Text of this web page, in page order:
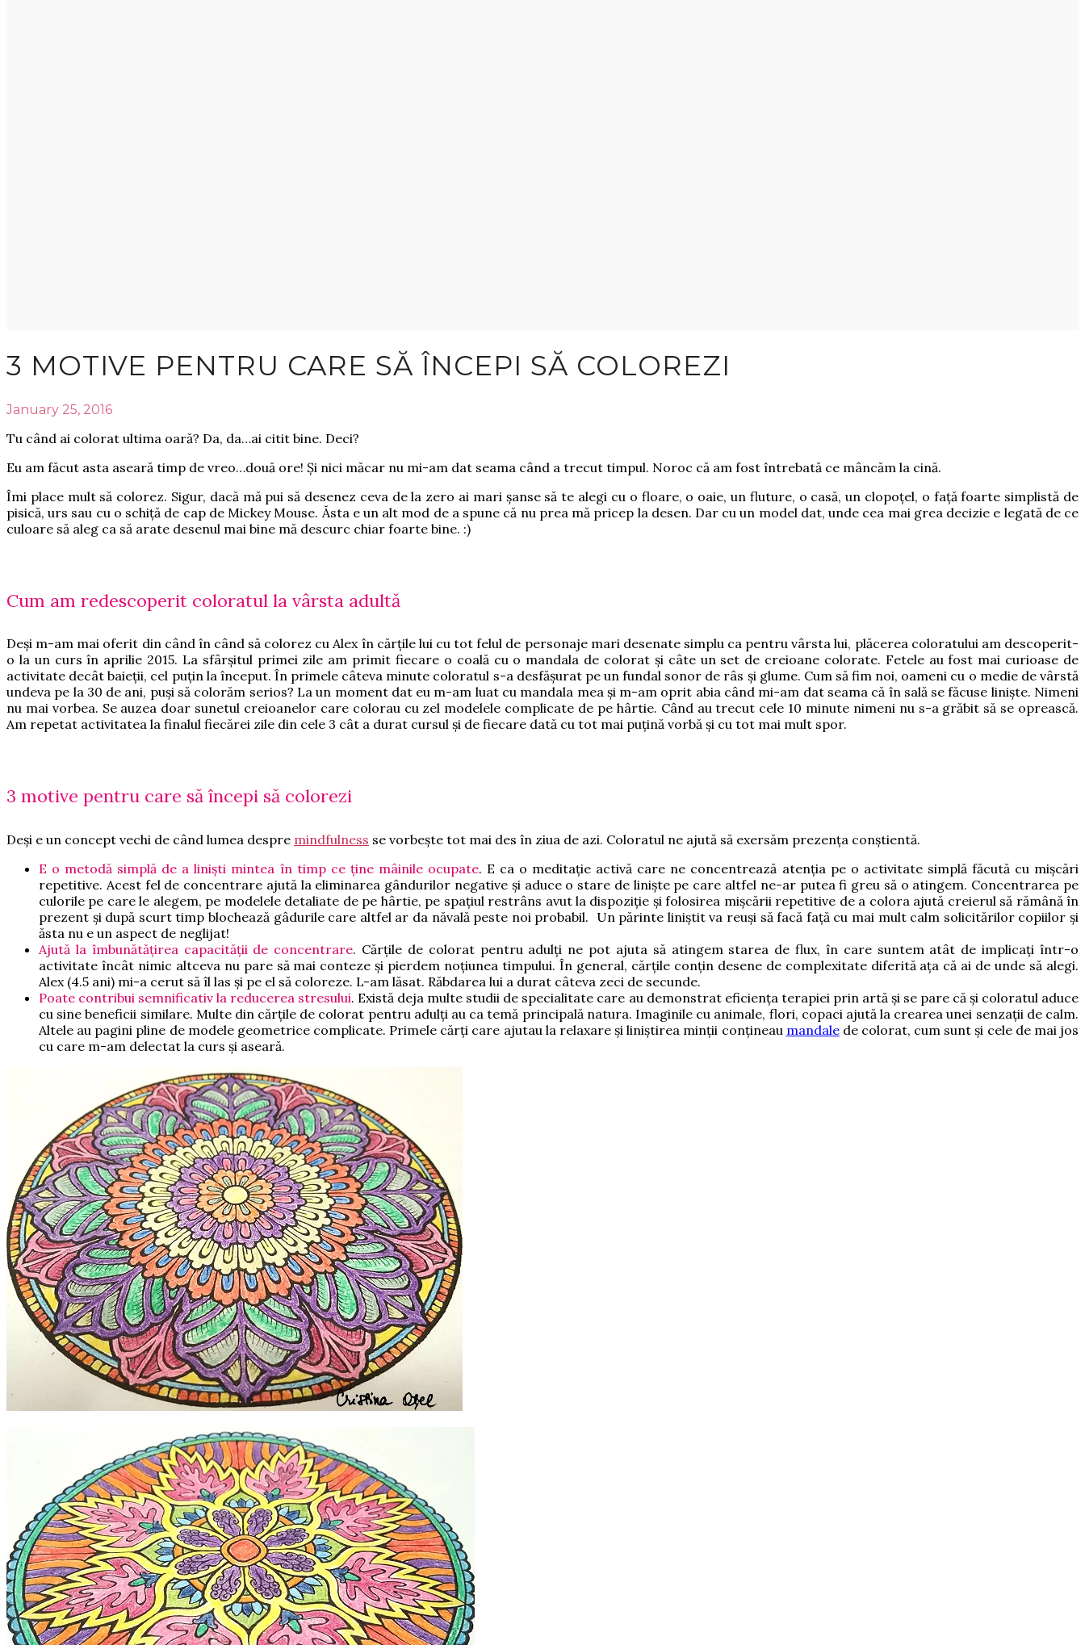
3 MOTIVE PENTRU CARE SĂ ÎNCEPI SĂ COLOREZI
January 25, 2016
Tu când ai colorat ultima oară? Da, da…ai citit bine. Deci?
Eu am făcut asta aseară timp de vreo…două ore! Și nici măcar nu mi-am dat seama când a trecut timpul. Noroc că am fost întrebată ce mâncăm la cină.
Îmi place mult să colorez. Sigur, dacă mă pui să desenez ceva de la zero ai mari șanse să te alegi cu o floare, o oaie, un fluture, o casă, un clopoțel, o față foarte simplistă de
pisică, urs sau cu o schiță de cap de Mickey Mouse. Ăsta e un alt mod de a spune că nu prea mă pricep la desen. Dar cu un model dat, unde cea mai grea decizie e legată de ce
culoare să aleg ca să arate desenul mai bine mă descurc chiar foarte bine. :)
Cum am redescoperit coloratul la vârsta adultă
Deși m-am mai oferit din când în când să colorez cu Alex în cărțile lui cu tot felul de personaje mari desenate simplu ca pentru vârsta lui, plăcerea coloratului am descoperit-
o la un curs în aprilie 2015. La sfârșitul primei zile am primit fiecare o coală cu o mandala de colorat și câte un set de creioane colorate. Fetele au fost mai curioase de
activitate decât baieții, cel puțin la început. În primele câteva minute coloratul s-a desfășurat pe un fundal sonor de râs și glume. Cum să fim noi, oameni cu o medie de vârstă
undeva pe la 30 de ani, puși să colorăm serios? La un moment dat eu m-am luat cu mandala mea și m-am oprit abia când mi-am dat seama că în sală se făcuse liniște. Nimeni
nu mai vorbea. Se auzea doar sunetul creioanelor care colorau cu zel modelele complicate de pe hârtie. Când au trecut cele 10 minute nimeni nu s-a grăbit să se oprească.
Am repetat activitatea la finalul fiecărei zile din cele 3 cât a durat cursul și de fiecare dată cu tot mai puțină vorbă și cu tot mai mult spor.
3 motive pentru care să începi să colorezi
Deși e un concept vechi de când lumea despre mindfulness se vorbește tot mai des în ziua de azi. Coloratul ne ajută să exersăm prezența conștientă.
E o metodă simplă de a liniști mintea în timp ce ține mâinile ocupate. E ca o meditație activă care ne concentrează atenția pe o activitate simplă făcută cu mișcări
repetitive. Acest fel de concentrare ajută la eliminarea gândurilor negative și aduce o stare de liniște pe care altfel ne-ar putea fi greu să o atingem. Concentrarea pe
culorile pe care le alegem, pe modelele detaliate de pe hârtie, pe spațiul restrâns avut la dispoziție și folosirea mișcării repetitive de a colora ajută creierul să rămână în
prezent și după scurt timp blochează gâdurile care altfel ar da năvală peste noi probabil. Un părinte liniștit va reuși să facă față cu mai mult calm solicitărilor copiilor și
ăsta nu e un aspect de neglijat!
Ajută la îmbunătățirea capacității de concentrare. Cărțile de colorat pentru adulți ne pot ajuta să atingem starea de flux, în care suntem atât de implicați într-o
activitate încât nimic altceva nu pare să mai conteze și pierdem noțiunea timpului. În general, cărțile conțin desene de complexitate diferită ața că ai de unde să alegi.
Alex (4.5 ani) mi-a cerut să îl las și pe el să coloreze. L-am lăsat. Răbdarea lui a durat câteva zeci de secunde.
Poate contribui semnificativ la reducerea stresului. Există deja multe studii de specialitate care au demonstrat eficiența terapiei prin artă și se pare că și coloratul aduce
cu sine beneficii similare. Multe din cărțile de colorat pentru adulți au ca temă principală natura. Imaginile cu animale, flori, copaci ajută la crearea unei senzații de calm.
Altele au pagini pline de modele geometrice complicate. Primele cărți care ajutau la relaxare și liniștirea minții conțineau mandalede colorat, cum sunt și cele de mai jos
cu care m-am delectat la curs și aseară.